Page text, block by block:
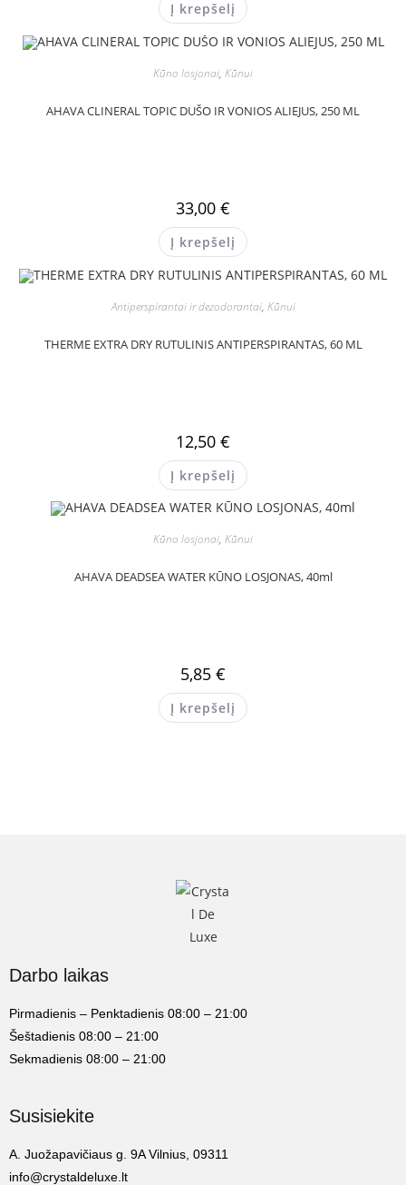
Į krepšelį
Kūno losjonai, Kūnui
AHAVA CLINERAL TOPIC DUŠO IR VONIOS ALIEJUS, 250 ML
33,00 €
Į krepšelį
Antiperspirantai ir dezodorantai, Kūnui
THERME EXTRA DRY RUTULINIS ANTIPERSPIRANTAS, 60 ML
12,50 €
Į krepšelį
Kūno losjonai, Kūnui
AHAVA DEADSEA WATER KŪNO LOSJONAS, 40ml
5,85 €
Į krepšelį
Darbo laikas
Pirmadienis – Penktadienis 08:00 – 21:00
Šeštadienis 08:00 – 21:00
Sekmadienis 08:00 – 21:00
Susisiekite
A. Juožapavičiaus g. 9A Vilnius, 09311
info@crystaldeluxe.lt